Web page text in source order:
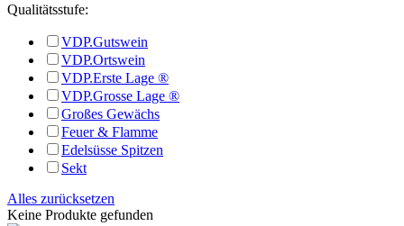
Qualitätsstufe:
VDP.Gutswein
VDP.Ortswein
VDP.Erste Lage ®
VDP.Grosse Lage ®
Großes Gewächs
Feuer & Flamme
Edelsüsse Spitzen
Sekt
Alles zurücksetzen
Keine Produkte gefunden